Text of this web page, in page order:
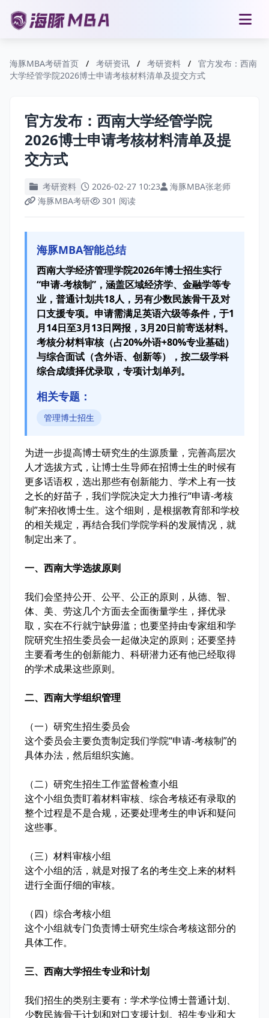
海豚MBA考研首页 / 考研资讯 / 考研资料 /
官方发布：西南
大学经管学院2026博士申请考核材料清单及提交方式
官方发布：西南大学经管学院
2026博士申请考核材料清单及提
交方式
考研资料 2026-02-27 10:23
海豚MBA张老师
海豚MBA考研
301 阅读
海豚MBA智能总结
西南大学经济管理学院2026年博士招生实行
“申请-考核制”，涵盖区域经济学、金融学等专
业，普通计划共18人，另有少数民族骨干及对
口支援专项。申请需满足英语六级等条件，于1
月14日至3月13日网报，3月20日前寄送材料。
考核分材料审核（占20%外语+80%专业基础）
与综合面试（含外语、创新等），按二级学科
综合成绩择优录取，专项计划单列。
相关专题：
管理博士招生
为进一步提高博士研究生的生源质量，完善高层次
人才选拔方式，让博士生导师在招博士生的时候有
更多话语权，选出那些有创新能力、学术上有一技
之长的好苗子，我们学院决定大力推行“申请-考核
制”来招收博士生。这个细则，是根据教育部和学校
的相关规定，再结合我们学院学科的发展情况，就
制定出来了。
一、西南大学选拔原则
我们会坚持公开、公平、公正的原则，从德、智、
体、美、劳这几个方面去全面衡量学生，择优录
取，实在不行就宁缺毋滥；也要坚持由专家组和学
院研究生招生委员会一起做决定的原则；还要坚持
主要看考生的创新能力、科研潜力还有他已经取得
的学术成果这些原则。
二、西南大学组织管理
（一）研究生招生委员会
这个委员会主要负责制定我们学院“申请-考核制”的
具体办法，然后组织实施。
（二）研究生招生工作监督检查小组
这个小组负责盯着材料审核、综合考核还有录取的
整个过程是不是合规，还要处理考生的申诉和疑问
这些事。
（三）材料审核小组
这个小组的活，就是对报了名的考生交上来的材料
进行全面仔细的审核。
（四）综合考核小组
这个小组就专门负责博士研究生综合考核这部分的
具体工作。
三、西南大学招生专业和计划
我们招生的类别主要有：学术学位博士普通计划、
少数民族骨干计划和对口支援计划。招生专业和大